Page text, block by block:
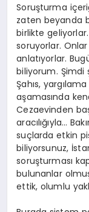
Soruşturma
zaten beyanda
birlikte geliyorlar.
soruyorlar.
anlatıyorlar.
biliyorum. Şimdi
Şahıs,
aşamasında
Cezaevinden
aracılığıyla…
suçlarda etkin
biliyorsunuz,
soruşturması
bulunanlar
ettik, olumlu